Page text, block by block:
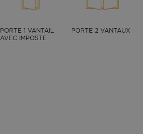
PORTE 1 VANTAIL
AVEC IMPOSTE
PORTE 2 VANTAUX